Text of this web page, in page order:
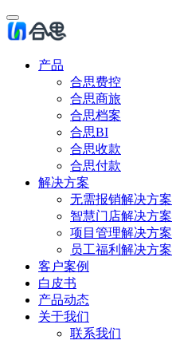
产品
合思费控
合思商旅
合思档案
合思BI
合思收款
合思付款
解决方案
无需报销解决方案
智慧门店解决方案
项目管理解决方案
员工福利解决方案
客户案例
白皮书
产品动态
关于我们
联系我们